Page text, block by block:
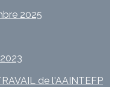
2025
de l'AAINTEFP